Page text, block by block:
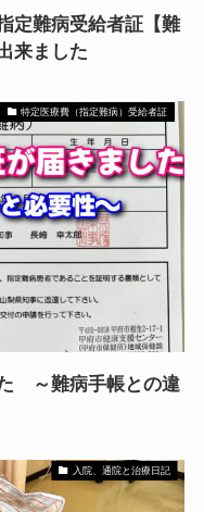
定難病受給者証【難
来ました
特定医療費（指定難病）受給者証
～難病手帳との違
入院、通院と治療日記